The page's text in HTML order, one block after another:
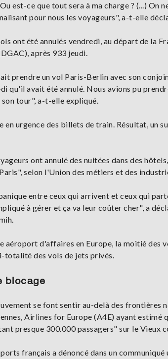
est-ce que tout sera à ma charge ? (...) On
pour nous les voyageurs", a-t-elle
ont été annulés vendredi, au départ de la
après 933 jeudi.
prendre un vol Paris-Berlin avec son
qu'il avait été annulé. Nous avions pu
son tour", a-t-elle expliqué.
en urgence des billets de train. Résultat, un
ont annulé des nuitées dans des
selon l'Union des métiers et des
entre ceux qui arrivent et ceux qui
à gérer et ça va leur coûter cher", a
aéroport d'affaires en Europe, la moitié des
totalité des vols de jets privés.
blocage
se font sentir au-delà des frontières
Airlines for Europe (A4E) ayant estimé
presque 300.000 passagers" sur le Vieux
français a dénoncé dans un